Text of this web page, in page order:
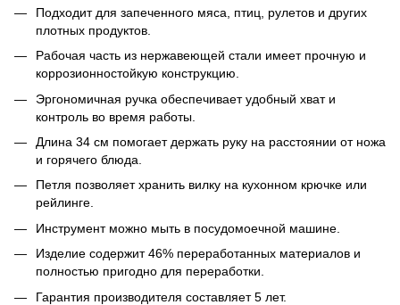
Подходит для запеченного мяса, птиц, рулетов и других
плотных продуктов.
Рабочая часть из нержавеющей стали имеет прочную и
коррозионностойкую конструкцию.
Эргономичная ручка обеспечивает удобный хват и
контроль во время работы.
Длина 34 см помогает держать руку на расстоянии от ножа
и горячего блюда.
Петля позволяет хранить вилку на кухонном крючке или
рейлинге.
Инструмент можно мыть в посудомоечной машине.
Изделие содержит 46% переработанных материалов и
полностью пригодно для переработки.
Гарантия производителя составляет 5 лет.